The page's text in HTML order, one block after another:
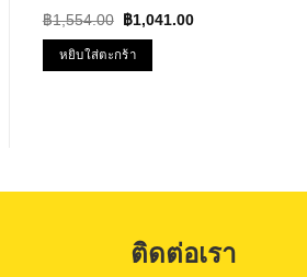
฿1,554.00 Original
was:
฿1,554.00.
฿1,041.00Current
หยิบใส่ตะกร้า
ติดต่อเรา